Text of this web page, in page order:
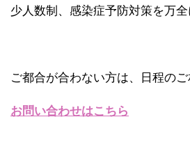
少人数制、感染症予防対策を万全
ご都合が合わない方は、日程のご
お問い合わせはこちら